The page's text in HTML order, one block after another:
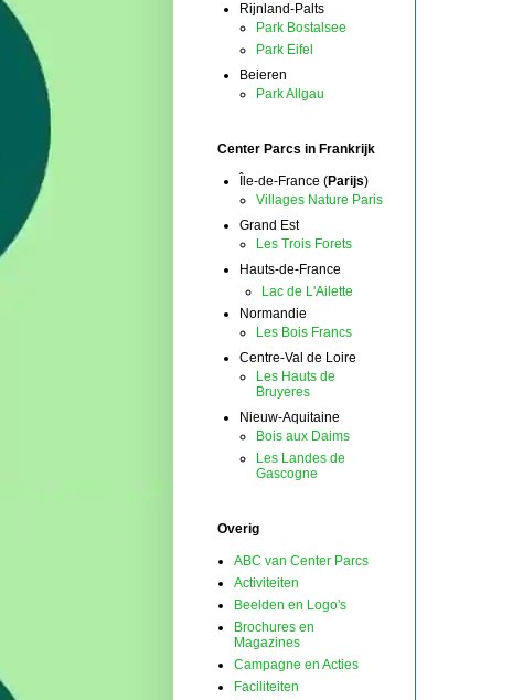
Rijnland-Palts
Park Bostalsee
Park Eifel
Beieren
Park Allgau
Center Parcs in Frankrijk
Île-de-France (Parijs)
Villages Nature Paris
Grand Est
Les Trois Forets
Hauts-de-France
Lac de L'Ailette
Normandie
Les Bois Francs
Centre-Val de Loire
Les Hauts de
Bruyeres
Nieuw-Aquitaine
Bois aux Daims
Les Landes de
Gascogne
Overig
ABC van Center Parcs
Activiteiten
Beelden en Logo's
Brochures en
Magazines
Campagne en Acties
Faciliteiten